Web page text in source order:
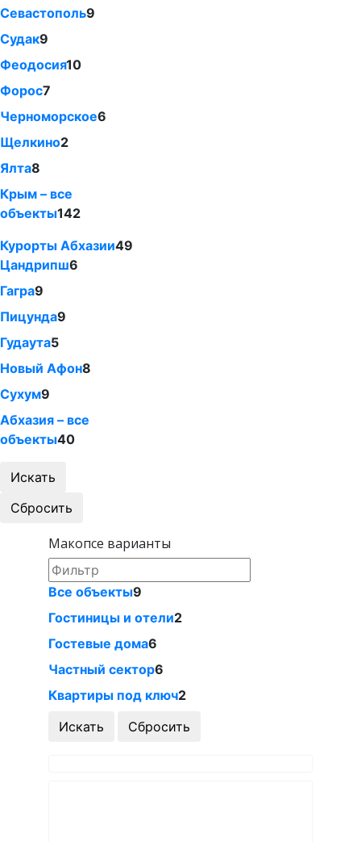
Севастополь9
Судак9
Феодосия10
Форос7
Черноморское6
Щелкино2
Ялта8
Крым – все
объекты142
Курорты Абхазии49
Цандрипш6
Гагра9
Пицунда9
Гудаута5
Новый Афон8
Сухум9
Абхазия – все
объекты40
Макопсе варианты
Все объекты9
Гостиницы и отели2
Гостевые дома6
Частный сектор6
Квартиры под ключ2